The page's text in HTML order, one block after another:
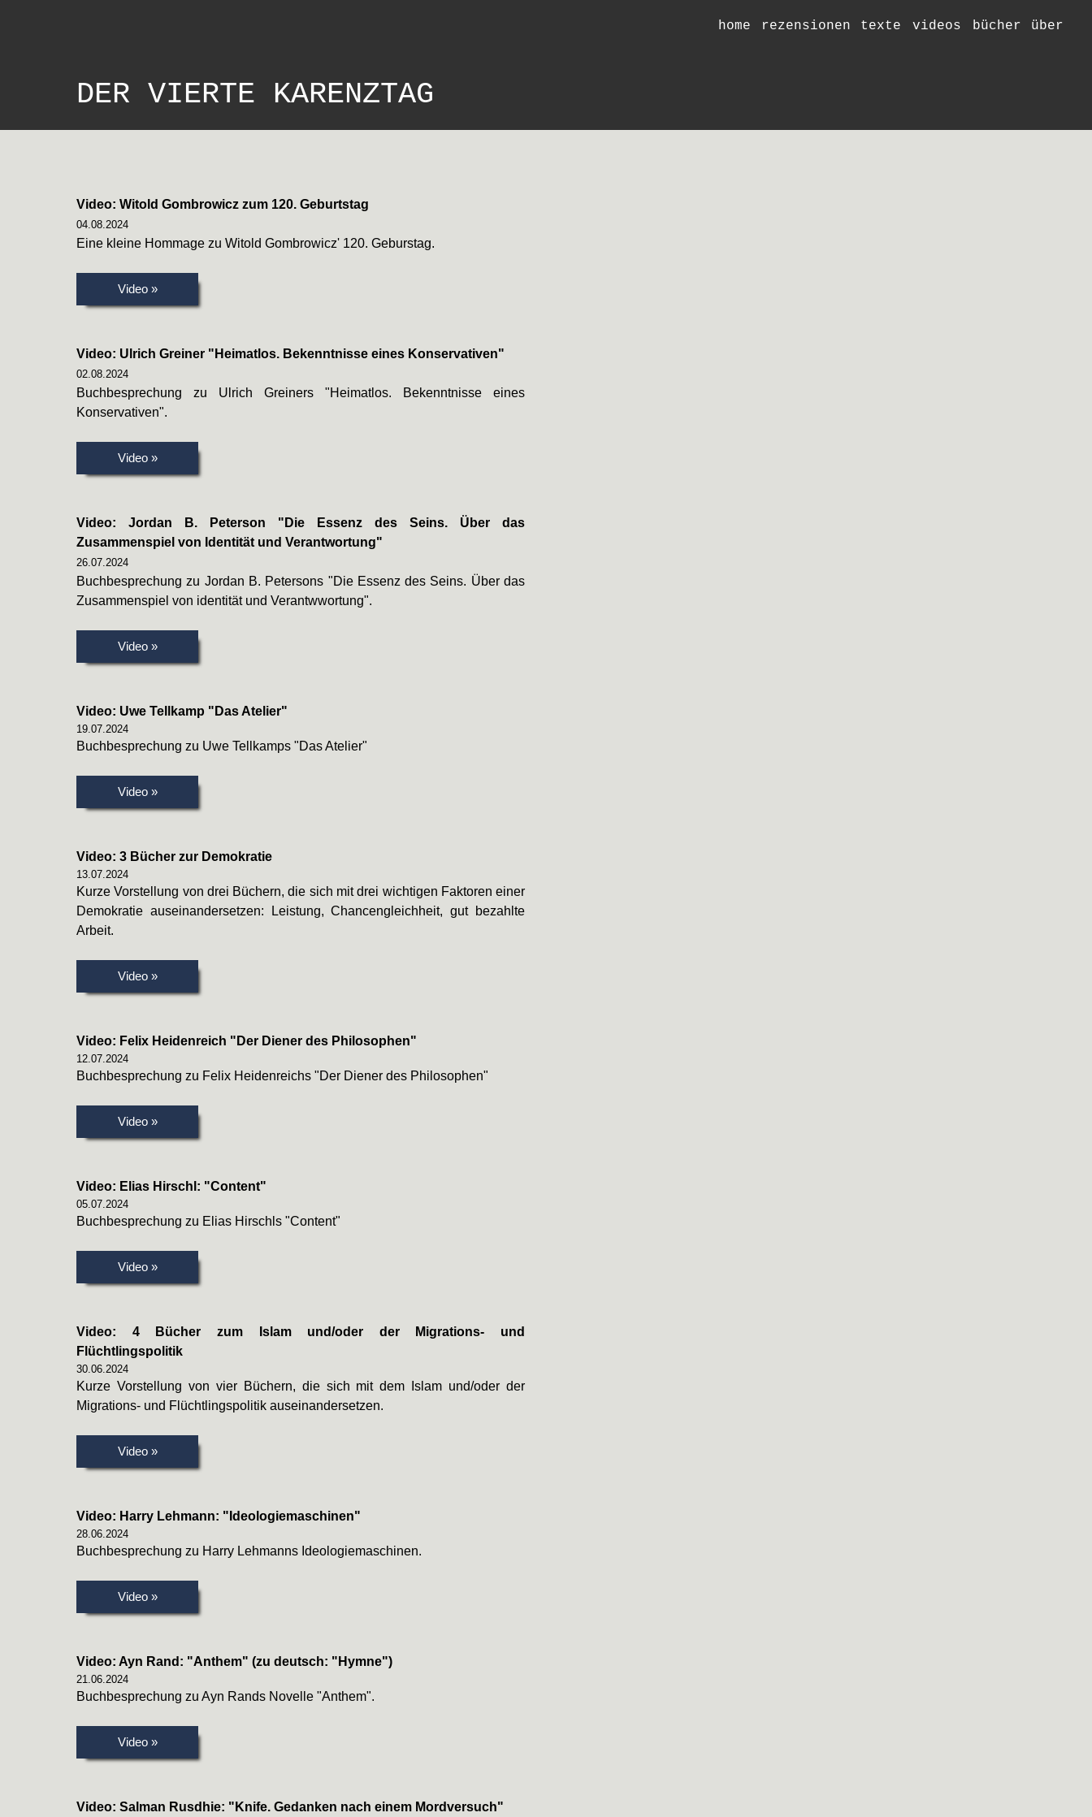
home rezensionen texte videos bücher über
DER VIERTE KARENZTAG
Video: Witold Gombrowicz zum 120. Geburtstag
04.08.2024
Eine kleine Hommage zu Witold Gombrowicz' 120. Geburstag.
Video »
Video: Ulrich Greiner "Heimatlos. Bekenntnisse eines Konservativen"
02.08.2024
Buchbesprechung zu Ulrich Greiners "Heimatlos. Bekenntnisse eines
Konservativen".
Video »
Video: Jordan B. Peterson "Die Essenz des Seins. Über das
Zusammenspiel von Identität und Verantwortung"
26.07.2024
Buchbesprechung zu Jordan B. Petersons "Die Essenz des Seins. Über das
Zusammenspiel von identität und Verantwwortung".
Video »
Video: Uwe Tellkamp "Das Atelier"
19.07.2024
Buchbesprechung zu Uwe Tellkamps "Das Atelier"
Video »
Video: 3 Bücher zur Demokratie
13.07.2024
Kurze Vorstellung von drei Büchern, die sich mit drei wichtigen Faktoren einer
Demokratie auseinandersetzen: Leistung, Chancengleichheit, gut bezahlte
Arbeit.
Video »
Video: Felix Heidenreich "Der Diener des Philosophen"
12.07.2024
Buchbesprechung zu Felix Heidenreichs "Der Diener des Philosophen"
Video »
Video: Elias Hirschl: "Content"
05.07.2024
Buchbesprechung zu Elias Hirschls "Content"
Video »
Video: 4 Bücher zum Islam und/oder der Migrations- und
Flüchtlingspolitik
30.06.2024
Kurze Vorstellung von vier Büchern, die sich mit dem Islam und/oder der
Migrations- und Flüchtlingspolitik auseinandersetzen.
Video »
Video: Harry Lehmann: "Ideologiemaschinen"
28.06.2024
Buchbesprechung zu Harry Lehmanns Ideologiemaschinen.
Video »
Video: Ayn Rand: "Anthem" (zu deutsch: "Hymne")
21.06.2024
Buchbesprechung zu Ayn Rands Novelle "Anthem".
Video »
Video: Salman Rusdhie: "Knife. Gedanken nach einem Mordversuch"